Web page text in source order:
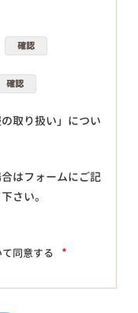
確認
確認
取り扱い」につい
はフォームにご記
さい。
同意する *